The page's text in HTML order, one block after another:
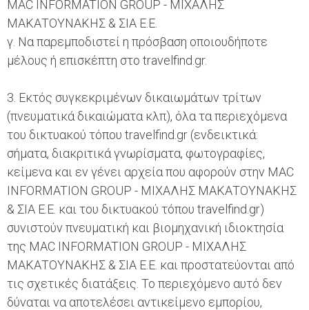
MAC INFORMATION GROUP - ΜΙΧΑΛΗΣ
ΜΑΚΑΤΟΥΝΑΚΗΣ & ΣΙΑ Ε.Ε.
γ. Να παρεμποδιστεί η πρόσβαση οποιουδήποτε
μέλους ή επισκέπτη στο travelfind.gr.
3. Eκτός συγκεκριμένων δικαιωμάτων τρίτων
(πνευματικά δικαιώματα κλπ), όλα τα περιεχόμενα
του δικτυακού τόπου travelfind.gr (ενδεικτικά:
σήματα, διακριτικά γνωρίσματα, φωτογραφίες,
κείμενα και εν γένει αρχεία που αφορούν στην MAC
INFORMATION GROUP - ΜΙΧΑΛΗΣ ΜΑΚΑΤΟΥΝΑΚΗΣ
& ΣΙΑ Ε.Ε. και του δικτυακού τόπου travelfind.gr)
συνιστούν πνευματική και βιομηχανική ιδιοκτησία
της MAC INFORMATION GROUP - ΜΙΧΑΛΗΣ
ΜΑΚΑΤΟΥΝΑΚΗΣ & ΣΙΑ Ε.Ε. και προστατεύονται από
τις σχετικές διατάξεις. Το περιεχόμενο αυτό δεν
δύναται να αποτελέσει αντικείμενο εμπορίου,